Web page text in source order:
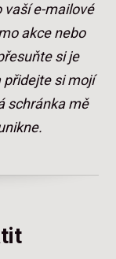
vaší e-mailové
akce nebo
si je
přidejte si mojí
schránka mě